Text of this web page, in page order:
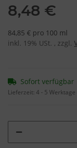
8,48 €
84,85 € pro 100 ml
inkl. 19% USt. , zzgl.
Sofort verfügbar
Lieferzeit: 4 - 5 Werktage